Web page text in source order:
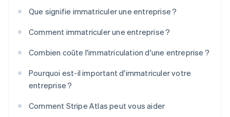
Que signifie immatriculer une entreprise ?
Comment immatriculer une entreprise ?
Combien coûte l'immatriculation d'une entreprise ?
Pourquoi est-il important d'immatriculer votre
entreprise ?
Comment Stripe Atlas peut vous aider